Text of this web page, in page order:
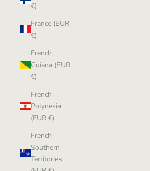
€)
France (EUR
€)
French
Guiana (EUR
€)
French
Polynesia
(EUR €)
French
Southern
Territories